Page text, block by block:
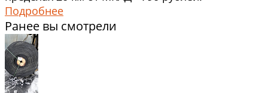
Подробнее
Ранее вы смотрели